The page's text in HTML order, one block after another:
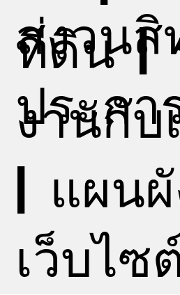
สงวน
ประกา
ที่ดิน|
งานกับ
| แผน
เว็บไซ